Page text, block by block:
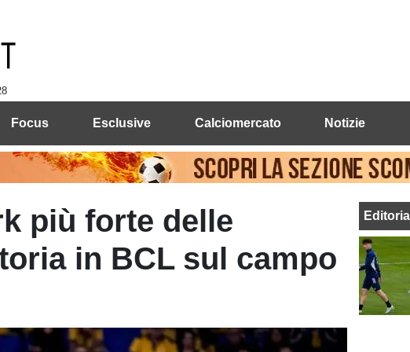
Focus Esclusive Calciomercato Notizie
più forte delle
in BCL sul campo